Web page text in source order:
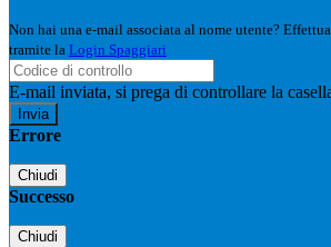
Non hai una e-mail associata al nome utente?
tramite la Login Spaggiari
E-mail inviata, si prega di controllare la
Errore
Chiudi
Successo
Chiudi